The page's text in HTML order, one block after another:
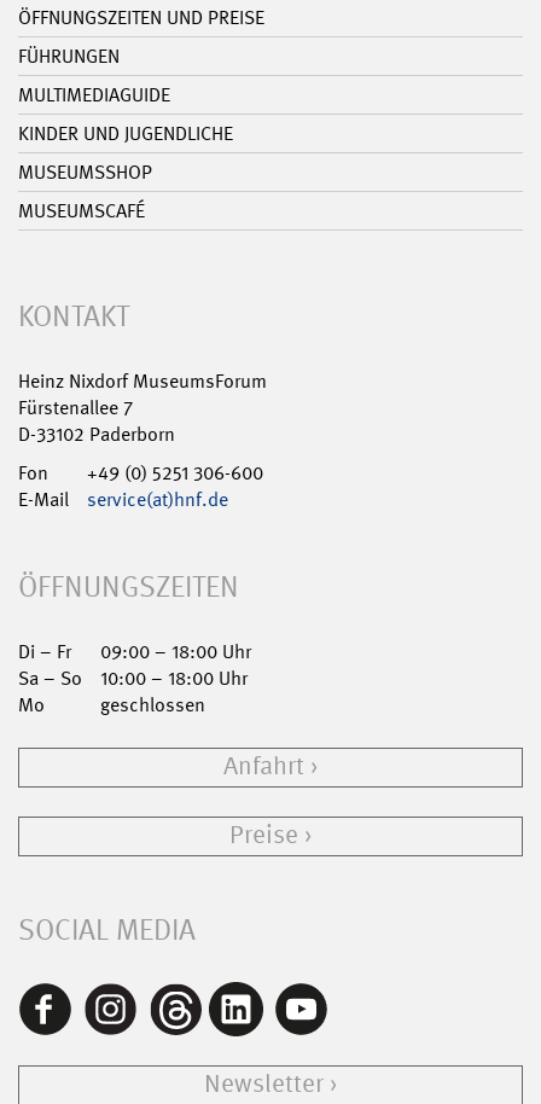
ÖFFNUNGSZEITEN UND PREISE
FÜHRUNGEN
MULTIMEDIAGUIDE
KINDER UND JUGENDLICHE
MUSEUMSSHOP
MUSEUMSCAFÉ
KONTAKT
Heinz Nixdorf MuseumsForum
Fürstenallee 7
D-33102 Paderborn
Fon
+49 (0) 5251 306-600
E-Mail
service(at)hnf.de
ÖFFNUNGSZEITEN
Di – Fr
09:00 – 18:00 Uhr
Sa – So
10:00 – 18:00 Uhr
Mo
geschlossen
Anfahrt
Preise
SOCIAL MEDIA
Newsletter